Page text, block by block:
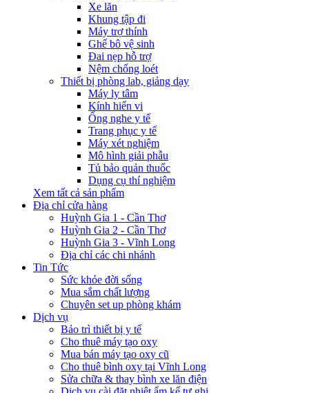
Xe lăn
Khung tập đi
Máy trợ thính
Ghế bô vệ sinh
Đai nẹp hỗ trợ
Nệm chống loét
Thiết bị phòng lab, giảng dạy
Máy ly tâm
Kính hiển vi
Ống nghe y tế
Trang phục y tế
Máy xét nghiệm
Mô hình giải phẫu
Tủ bảo quản thuốc
Dụng cụ thí nghiệm
Xem tất cả sản phẩm
Địa chỉ cửa hàng
Huỳnh Gia 1 - Cần Thơ
Huỳnh Gia 2 - Cần Thơ
Huỳnh Gia 3 - Vĩnh Long
Địa chỉ các chi nhánh
Tin Tức
Sức khỏe đời sống
Mua sắm chất lượng
Chuyên set up phòng khám
Dịch vụ
Bảo trì thiết bị y tế
Cho thuê máy tạo oxy
Mua bán máy tạo oxy cũ
Cho thuê bình oxy tại Vĩnh Long
Sửa chữa & thay bình xe lăn điện